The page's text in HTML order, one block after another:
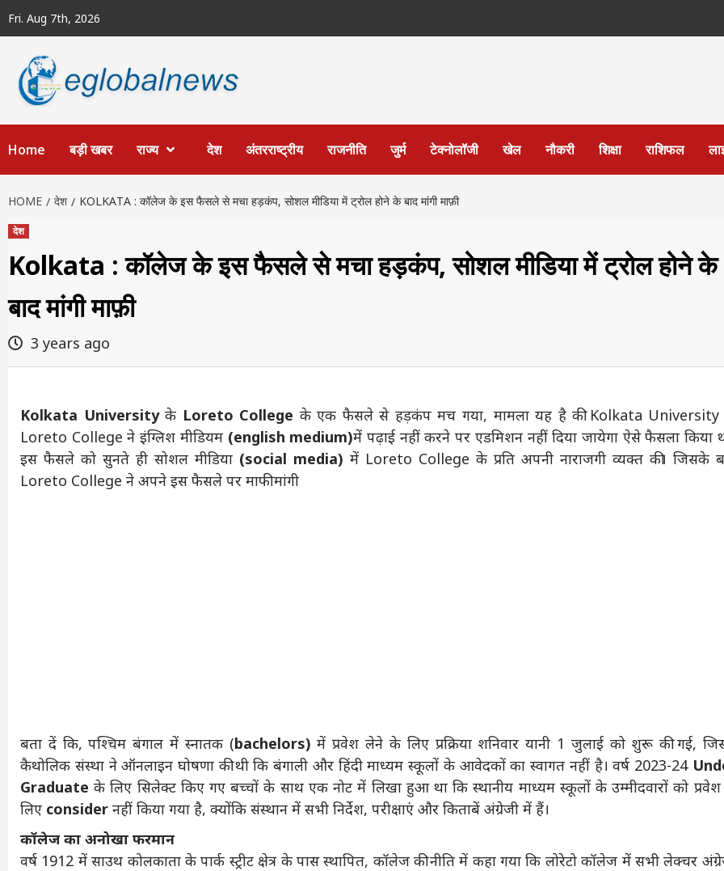
to
Fri. Aug 7th, 2026
Home बड़ी खबर राज्य देश अंतरराष्ट्रीय राजनीति जुर्म टेक्नोलॉजी खेल नौकरी शिक्षा राशिफल
HOME देश KOLKATA : कॉलेज के इस फैसले से मचा हड़कंप, सोशल मीडिया में ट्रोल होने के बाद मांगी माफ़ी
देश
Kolkata : कॉलेज के इस फैसले से मचा हड़कंप, सोशल मीडिया में ट्रोल होने के
बाद मांगी माफ़ी
3 years ago
Kolkata Universityके Loreto College के एक फैसले से हड़कंप मच गया, मामला यह है की Kolkata
Loreto College ने इंग्लिश मीडियम (english medium)में पढ़ाई नहीं करने पर एडमिशन नहीं दिया जायेगा ऐसे फैसला किया
इस फैसले को सुनते ही सोशल मीडिया (social media) में Loreto College के प्रति अपनी नाराजगी व्यक्त की। जिसके
Loreto College ने अपने इस फैसले पर माफी मांगी
बता दें कि, पश्चिम बंगाल में स्नातक (bachelors)में प्रवेश लेने के लिए प्रक्रिया शनिवार यानी 1 जुलाई को शुरू की गई,
कैथोलिक संस्था ने ऑनलाइन घोषणा की थी कि बंगाली और हिंदी माध्यम स्कूलों के आवेदकों का स्वागत नहीं है। वर्ष 2023-24
Graduate के लिए सिलेक्ट किए गए बच्चों के साथ एक नोट में लिखा हुआ था कि स्थानीय माध्यम स्कूलों के उम्मीदवारों को
लिए consider नहीं किया गया है, क्योंकि संस्थान में सभी निर्देश, परीक्षाएं और किताबें अंग्रेजी में हैं।
कॉलेज का अनोखा फरमान
वर्ष 1912 में साउथ कोलकाता के पार्क स्ट्रीट क्षेत्र के पास स्थापित, कॉलेज की नीति में कहा गया कि लोरेटो कॉलेज में सभी लेक्चर